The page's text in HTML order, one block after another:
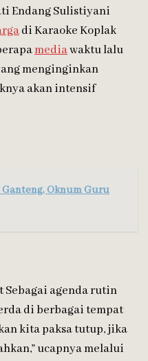
Endang Sulistiyani
di Karaoke Koplak
mediawaktu lalu
menginginkan
akan intensif
Oknum Guru
Sebagai agenda rutin
di berbagai tempat
kita paksa tutup, jika
ucapnya melalui